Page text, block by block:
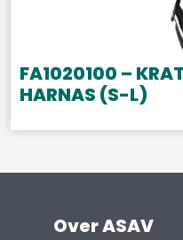
FA1020100 –
HARNAS (S-L)
Over ASAV